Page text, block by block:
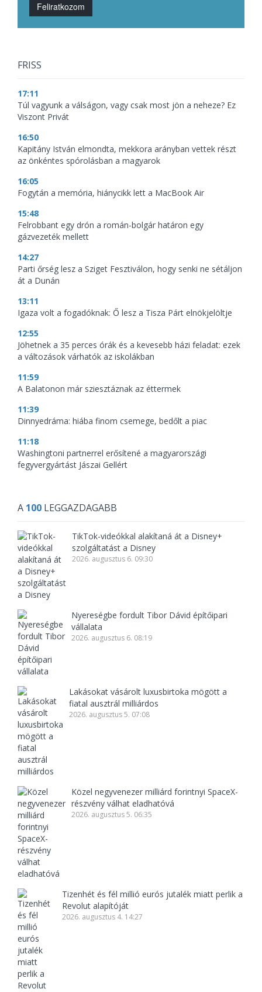
Feliratkozom
FRISS
17:11
Túl vagyunk a válságon, vagy csak most jön a neheze? Ez
Viszont Privát
16:50
Kapitány István elmondta, mekkora arányban vettek részt
az önkéntes spórolásban a magyarok
16:05
Fogytán a memória, hiánycikk lett a MacBook Air
15:48
Felrobbant egy drón a román-bolgár határon egy
gázvezeték mellett
14:27
Parti őrség lesz a Sziget Fesztiválon, hogy senki ne sétáljon
át a Dunán
13:11
Igaza volt a fogadóknak: Ő lesz a Tisza Párt elnökjelöltje
12:55
Jöhetnek a 35 perces órák és a kevesebb házi feladat: ezek
a változások várhatók az iskolákban
11:59
A Balatonon már sziesztáznak az éttermek
11:39
Dinnyedráma: hiába finom csemege, bedőlt a piac
11:18
Washingtoni partnerrel erősítené a magyarországi
fegyvergyártást Jászai Gellért
A 100 LEGGAZDAGABB
TikTok-videókkal alakítaná át a Disney+
szolgáltatást a Disney
2026. augusztus 6. 09:30
Nyereségbe fordult Tibor Dávid építőipari
vállalata
2026. augusztus 6. 08:19
Lakásokat vásárolt luxusbirtoka mögött a
fiatal ausztrál milliárdos
2026. augusztus 5. 07:08
Közel negyvenezer milliárd forintnyi SpaceX-
részvény válhat eladhatóvá
2026. augusztus 5. 06:35
Tizenhét és fél millió eurós jutalék miatt perlik a
Revolut alapítóját
2026. augusztus 4. 14:27